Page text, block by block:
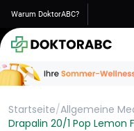
Warum DoktorABC?
Startseite/Allgemeine
Drapalin 20/1 Pop Lemon